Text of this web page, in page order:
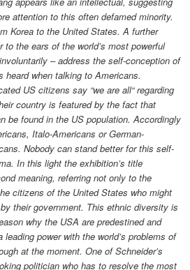
attention to this often defamed minority.
Korea to the United States. A further
the ears of the world’s most powerful
– address the self-conception of
when talking to Americans.
US citizens say “we are all“ regarding
country is featured by the fact that
be found in the US population. Accordingly
Italo-Americans or German-
Nobody can stand better for this self-
In this light the exhibition’s title
meaning, referring not only to the
citizens of the United States who might
their government. This ethnic diversity is
why the USA are predestined and
power with the world’s problems of
at the moment. One of Schneider’s
politician who has to resolve the most